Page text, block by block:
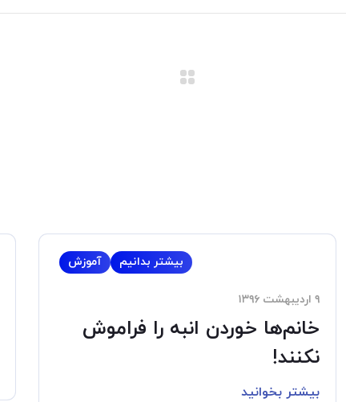
آموزش بیشتر بدانیم
۹ اردیبهشت ۱۳۹۶
خانم‌ها خوردن انبه را فراموش
نکنند!
بیشتر بخوانید